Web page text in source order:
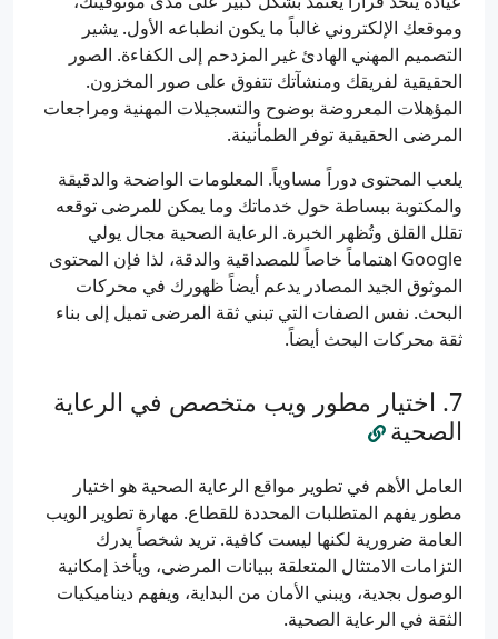
وموقعك الإلكتروني غالباً ما يكون انطباعه الأول. يشير
التصميم المهني الهادئ غير المزدحم إلى الكفاءة. الصور
الحقيقية لفريقك ومنشآتك تتفوق على صور المخزون.
المؤهلات المعروضة بوضوح والتسجيلات المهنية ومراجعات
المرضى الحقيقية توفر الطمأنينة.
يلعب المحتوى دوراً مساوياً. المعلومات الواضحة والدقيقة
والمكتوبة ببساطة حول خدماتك وما يمكن للمرضى توقعه
تقلل القلق وتُظهر الخبرة. الرعاية الصحية مجال يولي
Google اهتماماً خاصاً للمصداقية والدقة، لذا فإن المحتوى
الموثوق الجيد المصادر يدعم أيضاً ظهورك في محركات
البحث. نفس الصفات التي تبني ثقة المرضى تميل إلى بناء
ثقة محركات البحث أيضاً.
اختيار مطور ويب متخصص في الرعاية
الصحية
العامل الأهم في تطوير مواقع الرعاية الصحية هو اختيار
مطور يفهم المتطلبات المحددة للقطاع. مهارة تطوير الويب
العامة ضرورية لكنها ليست كافية. تريد شخصاً يدرك
التزامات الامتثال المتعلقة ببيانات المرضى، ويأخذ إمكانية
الوصول بجدية، ويبني الأمان من البداية، ويفهم ديناميكيات
الثقة في الرعاية الصحية.